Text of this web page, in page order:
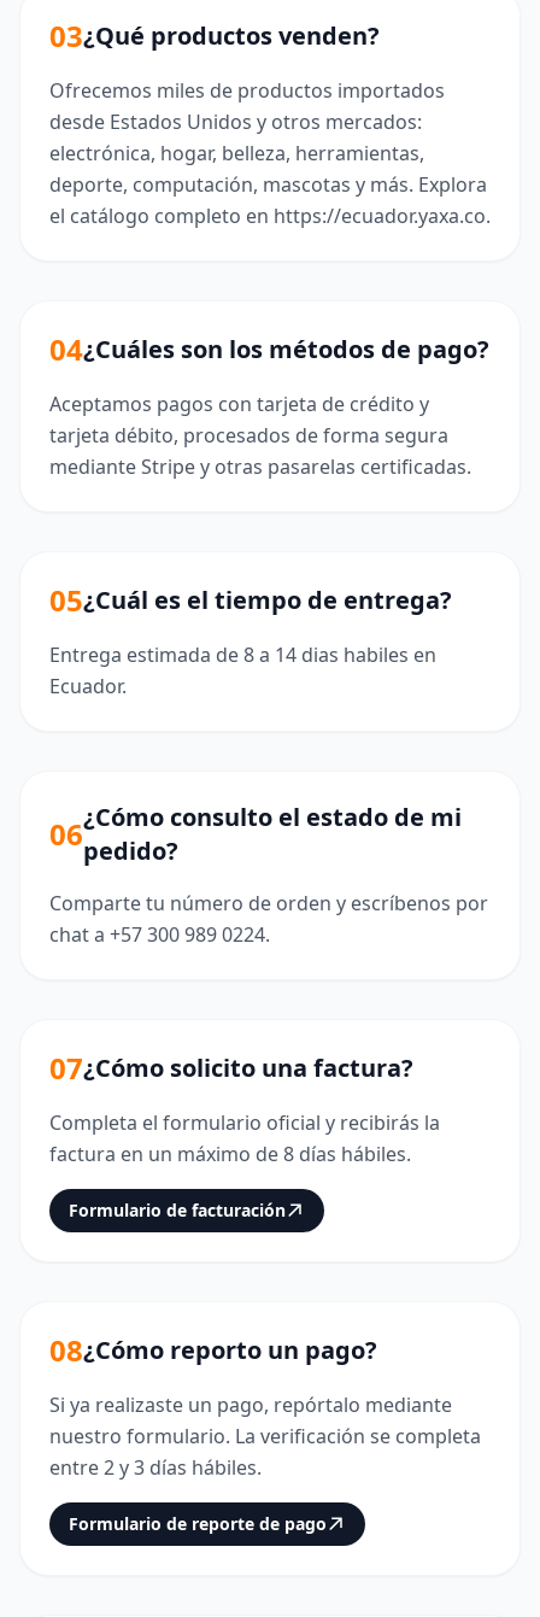
03¿Qué productos venden?
Ofrecemos miles de productos importados
desde Estados Unidos y otros mercados:
electrónica, hogar, belleza, herramientas,
deporte, computación, mascotas y más. Explora
el catálogo completo en https://ecuador.yaxa.co.
04¿Cuáles son los métodos de pago?
Aceptamos pagos con tarjeta de crédito y
tarjeta débito, procesados de forma segura
mediante Stripe y otras pasarelas certificadas.
05¿Cuál es el tiempo de entrega?
Entrega estimada de 8 a 14 dias habiles en
Ecuador.
06¿Cómo consulto el estado de mi
pedido?
Comparte tu número de orden y escríbenos por
chat a +57 300 989 0224.
07¿Cómo solicito una factura?
Completa el formulario oficial y recibirás la
factura en un máximo de 8 días hábiles.
Formulario de facturación
08¿Cómo reporto un pago?
Si ya realizaste un pago, repórtalo mediante
nuestro formulario. La verificación se completa
entre 2 y 3 días hábiles.
Formulario de reporte de pago